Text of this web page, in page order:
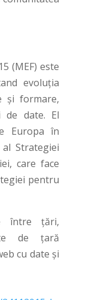
(MEF) este
evoluția
și formare,
de date. El
Europa în
Strategiei
care face
pentru
între țări,
de țară
cu date și